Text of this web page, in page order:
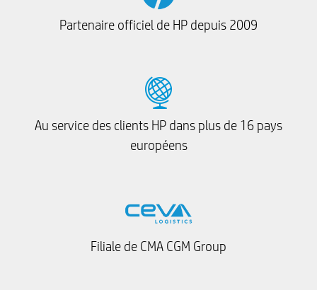
Partenaire officiel de HP depuis 2009
Au service des clients HP dans plus de 16 pays
européens
Filiale de CMA CGM Group